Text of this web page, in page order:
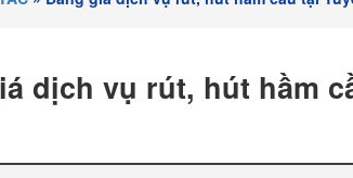
dịch vụ rút, hút hầm